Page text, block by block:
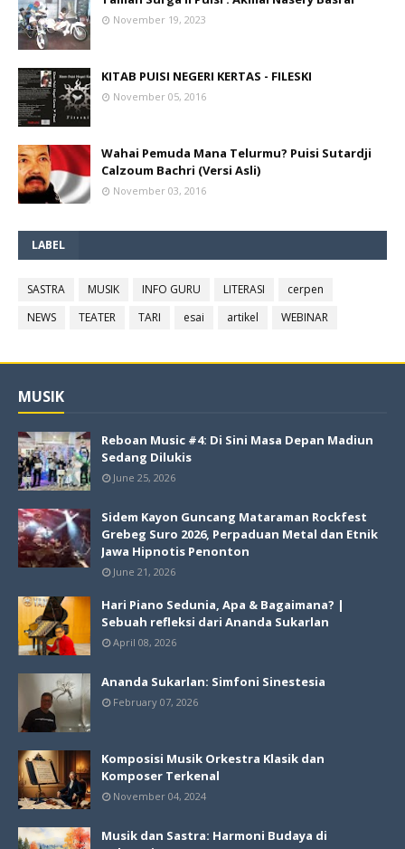
November 19, 2023
KITAB PUISI NEGERI KERTAS - FILESKI
November 05, 2016
Wahai Pemuda Mana Telurmu? Puisi Sutardji
Calzoum Bachri (Versi Asli)
November 03, 2016
LABEL
SASTRA MUSIK INFO GURU LITERASI
cerpen
NEWS
TEATER TARI esai artikel WEBINAR
MUSIK
Reboan Music #4: Di Sini Masa Depan Madiun
Sedang Dilukis
June 25, 2026
Sidem Kayon Guncang Mataraman Rockfest
Grebeg Suro 2026, Perpaduan Metal dan Etnik
Jawa Hipnotis Penonton
June 21, 2026
Hari Piano Sedunia, Apa & Bagaimana? |
Sebuah refleksi dari Ananda Sukarlan
April 08, 2026
Ananda Sukarlan: Simfoni Sinestesia
February 07, 2026
Komposisi Musik Orkestra Klasik dan
Komposer Terkenal
November 04, 2024
Musik dan Sastra: Harmoni Budaya di